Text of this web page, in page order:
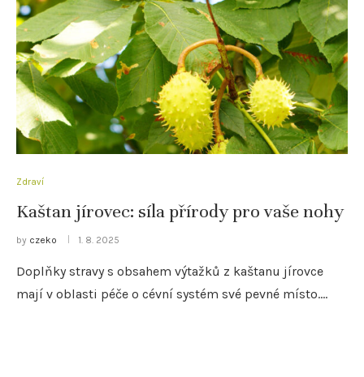
Zdraví
Kaštan jírovec: síla přírody pro vaše nohy
by czeko 1. 8. 2025
Doplňky stravy s obsahem výtažků z kaštanu jírovce
mají v oblasti péče o cévní systém své pevné místo.…